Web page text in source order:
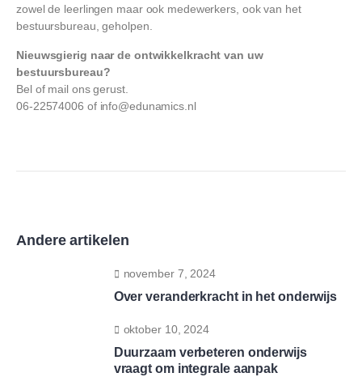
zowel de leerlingen maar ook medewerkers, ook van het
bestuursbureau, geholpen.
Nieuwsgierig naar de ontwikkelkracht van uw
bestuursbureau?
Bel of mail ons gerust.
06-22574006 of info@edunamics.nl
Andere artikelen
november 7, 2024
Over veranderkracht in het onderwijs
oktober 10, 2024
Duurzaam verbeteren onderwijs
vraagt om integrale aanpak